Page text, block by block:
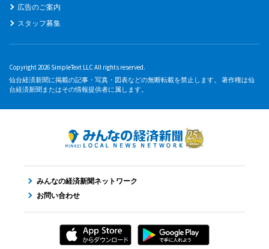
広告のご案内
スタッフ募集
Copyright 2026 SimpleText LLC All rights reserved.
仙台経済新聞に掲載の記事・写真・図表などの無断転載を禁止します。 著作権は仙
台経済新聞またはその情報提供者に属します。
みんなの経済新聞ネットワーク
お問い合わせ